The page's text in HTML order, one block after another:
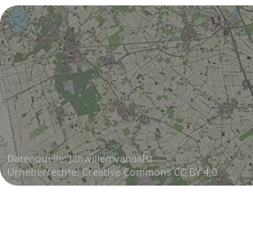
Datenquelle:Janwillemvanaalst
Urheberrechte:Creative Commons CC BY 4.0